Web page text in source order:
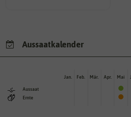
Aussaatkalender
Aussaat
Ernte
Jan. Feb. Mär. Apr. Mai